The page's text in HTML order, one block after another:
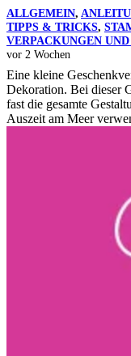
ALLGEMEIN,
TIPPS & TRICKS,
VERPACKUNGEN
vor 2 Wochen
Eine kleine
Dekoration. Bei dieser
fast die gesamte
Auszeit am Meer